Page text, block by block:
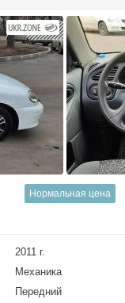
Нормальная цена
2011 г.
Механика
Передний